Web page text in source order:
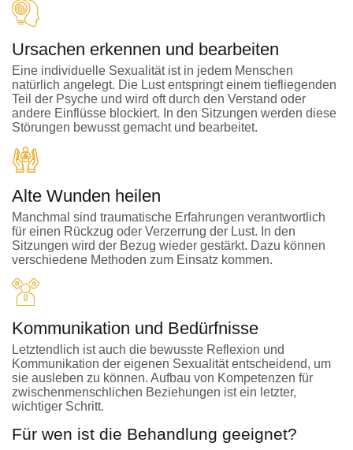
Ursachen erkennen und bearbeiten
Eine individuelle Sexualität ist in jedem Menschen
natürlich angelegt. Die Lust entspringt einem tiefliegenden
Teil der Psyche und wird oft durch den Verstand oder
andere Einflüsse blockiert. In den Sitzungen werden diese
Störungen bewusst gemacht und bearbeitet.
Alte Wunden heilen
Manchmal sind traumatische Erfahrungen verantwortlich
für einen Rückzug oder Verzerrung der Lust. In den
Sitzungen wird der Bezug wieder gestärkt. Dazu können
verschiedene Methoden zum Einsatz kommen.
Kommunikation und Bedürfnisse
Letztendlich ist auch die bewusste Reflexion und
Kommunikation der eigenen Sexualität entscheidend, um
sie ausleben zu können. Aufbau von Kompetenzen für
zwischenmenschlichen Beziehungen ist ein letzter,
wichtiger Schritt.
Für wen ist die Behandlung geeignet?